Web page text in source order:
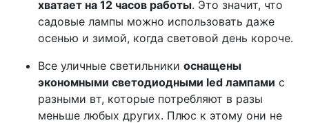
хватает на 12 часов работы. Это значит, что
садовые лампы можно использовать даже
осенью и зимой, когда световой день короче.
Все уличные светильники оснащены
экономными светодиодными led лампами с
разными вт, которые потребляют в разы
меньше любых других. Плюс к этому они не